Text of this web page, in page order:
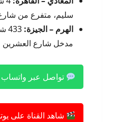
سليم، متفرع من
الهرم – الجيزة:
مدخل شارع العشرين
تواصل عبر واتساب
شاهد القناة على